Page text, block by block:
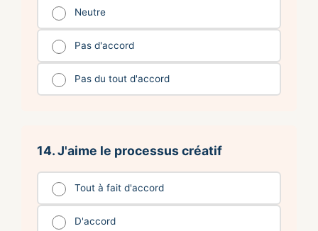
Neutre
Pas d'accord
Pas du tout d'accord
14. J'aime le processus créatif
Tout à fait d'accord
D'accord